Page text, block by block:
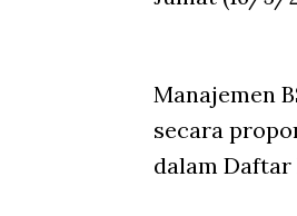
Manajemen
secara
dalam Daftar